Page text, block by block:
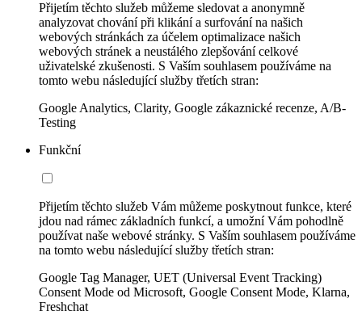
Přijetím těchto služeb můžeme sledovat a anonymně
analyzovat chování při klikání a surfování na našich
webových stránkách za účelem optimalizace našich
webových stránek a neustálého zlepšování celkové
uživatelské zkušenosti. S Vaším souhlasem používáme na
tomto webu následující služby třetích stran:
Google Analytics, Clarity, Google zákaznické recenze, A/B-
Testing
Funkční
Přijetím těchto služeb Vám můžeme poskytnout funkce, které
jdou nad rámec základních funkcí, a umožní Vám pohodlně
používat naše webové stránky. S Vaším souhlasem používáme
na tomto webu následující služby třetích stran:
Google Tag Manager, UET (Universal Event Tracking)
Consent Mode od Microsoft, Google Consent Mode, Klarna,
Freshchat